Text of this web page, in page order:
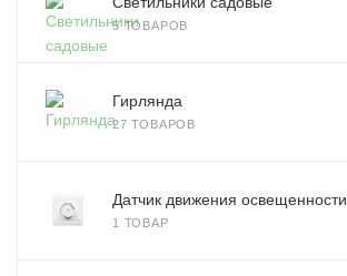
5 ТОВАРОВ
Гирлянда
27 ТОВАРОВ
Датчик движения освещенности
1 ТОВАР